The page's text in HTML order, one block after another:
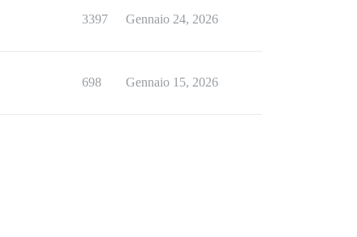
3397 Gennaio 24, 2026
698 Gennaio 15, 2026